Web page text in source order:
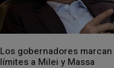
Los gobernadores marcan
límites a Milei y Massa